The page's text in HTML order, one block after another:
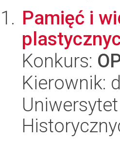
Pamięć i
Konkurs:
Kierownik: